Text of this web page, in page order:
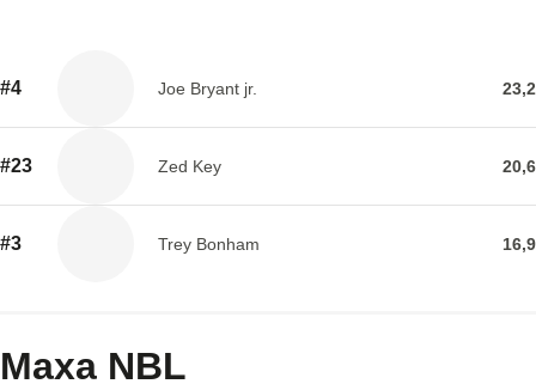
#4 Joe Bryant jr. 23,2
#23 Zed Key 20,6
#3 Trey Bonham 16,9
Maxa NBL